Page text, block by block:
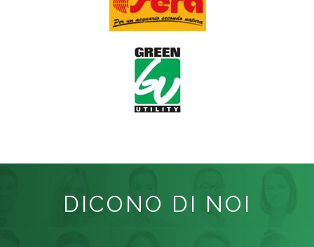
DICONO DI NOI